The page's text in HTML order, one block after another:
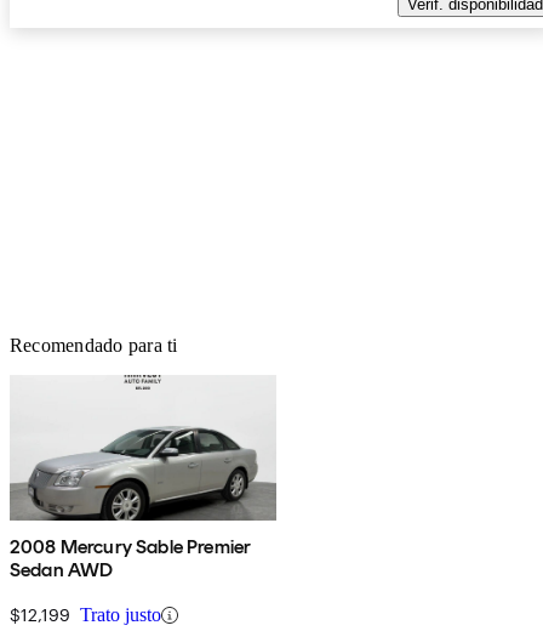
Verif. disponibilidad
Recomendado para ti
2008 Mercury Sable Premier
Sedan AWD
$12,199 Trato justo